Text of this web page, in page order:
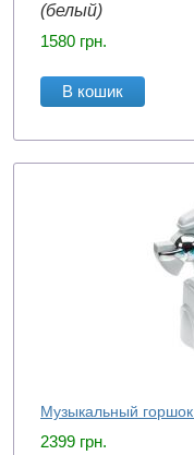
(белый)
1580 грн.
В кошик
Музыкальный
2399 грн.